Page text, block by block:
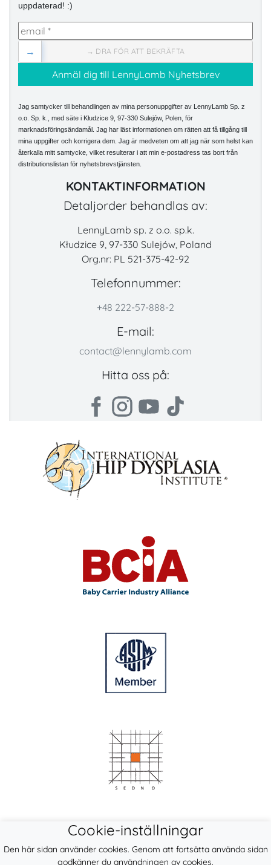
uppdaterad! :)
→ DRA FÖR ATT BEKRÄFTA
→
Jag samtycker till behandlingen av mina personuppgifter av LennyLamb Sp. z
o.o. Sp. k., med säte i Kłudzice 9, 97-330 Sulejów, Polen, för
marknadsföringsändamål. Jag har läst informationen om rätten att få tillgång till
mina uppgifter och korrigera dem. Jag är medveten om att jag när som helst kan
återkalla mitt samtycke, vilket resulterar i att min e-postadress tas bort från
distributionslistan för nyhetsbrevstjänsten.
KONTAKTINFORMATION
Detaljorder behandlas av:
LennyLamb sp. z o.o. sp.k.
Kłudzice 9, 97-330 Sulejów, Poland
Org.nr: PL 521-375-42-92
Telefonnummer:
+48 222-57-888-2
E-mail:
contact@lennylamb.com
Hitta oss på:
Cookie-inställningar
Den här sidan använder cookies. Genom att fortsätta använda sidan
godkänner du användningen av cookies.